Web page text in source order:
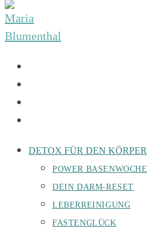
DETOX FÜR DEN KÖRPER
POWER BASENWOCHE
DEIN DARM-RESET
LEBERREINIGUNG
FASTENGLÜCK